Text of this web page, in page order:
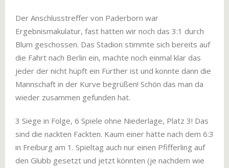
Der Anschlusstreffer von Paderborn war
Ergebnismakulatur, fast hätten wir noch das 3:1 durch
Blum geschossen. Das Stadion stimmte sich bereits auf
die Fahrt nach Berlin ein, machte noch einmal klar das
jeder der nicht hüpft ein Fürther ist und konnte dann die
Mannschaft in der Kurve begrüßen! Schön das man da
wieder zusammen gefunden hat.
3 Siege in Folge, 6 Spiele ohne Niederlage, Platz 3! Das
sind die nackten Fackten. Kaum einer hätte nach dem 6:3
in Freiburg am 1. Spieltag auch nur einen Pfifferling auf
den Glubb gesetzt und jetzt könnten (je nachdem wie